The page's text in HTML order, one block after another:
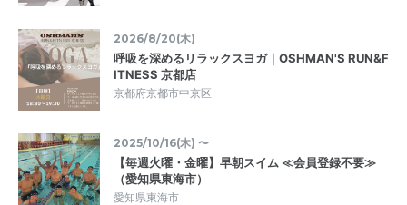
2026/8/20(木)
呼吸を深めるリラックスヨガ｜OSHMAN'S RUN&F
ITNESS 京都店
京都府京都市中京区
2025/10/16(木) 〜
【毎週火曜・金曜】早朝スイム ≪会員登録不要≫
（愛知県東海市）
愛知県東海市